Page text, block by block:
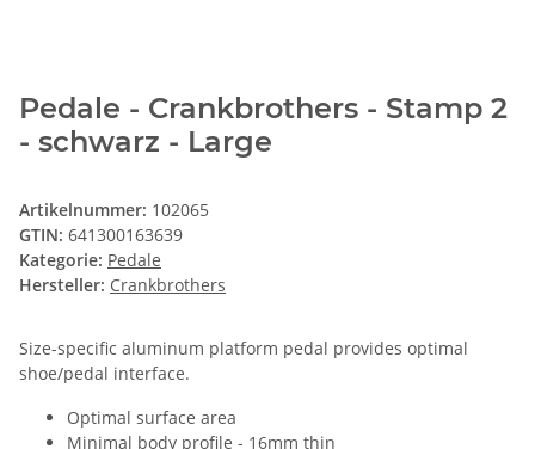
Pedale - Crankbrothers - Stamp 2
- schwarz - Large
Artikelnummer: 102065
GTIN: 641300163639
Kategorie: Pedale
Hersteller: Crankbrothers
Size-specific aluminum platform pedal provides optimal
shoe/pedal interface.
Optimal surface area
Minimal body profile - 16mm thin